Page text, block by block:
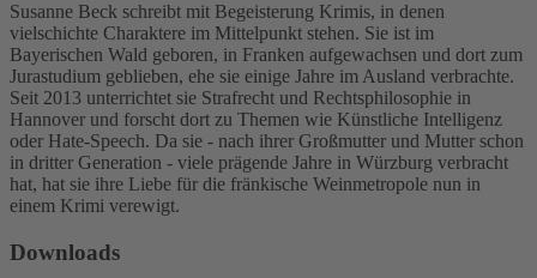
Susanne Beck schreibt mit Begeisterung Krimis, in denen
vielschichte Charaktere im Mittelpunkt stehen. Sie ist im
Bayerischen Wald geboren, in Franken aufgewachsen und dort zum
Jurastudium geblieben, ehe sie einige Jahre im Ausland verbrachte.
Seit 2013 unterrichtet sie Strafrecht und Rechtsphilosophie in
Hannover und forscht dort zu Themen wie Künstliche Intelligenz
oder Hate-Speech. Da sie - nach ihrer Großmutter und Mutter schon
in dritter Generation - viele prägende Jahre in Würzburg verbracht
hat, hat sie ihre Liebe für die fränkische Weinmetropole nun in
einem Krimi verewigt.
Downloads